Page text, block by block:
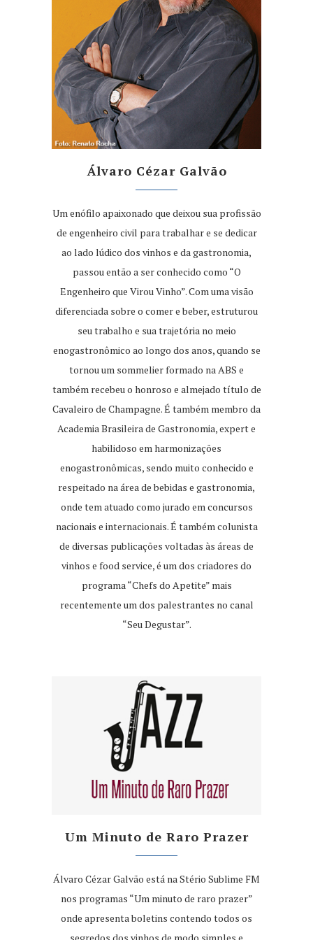
Álvaro Cézar Galvão
Um enófilo apaixonado que deixou sua profissão
de engenheiro civil para trabalhar e se dedicar
ao lado lúdico dos vinhos e da gastronomia,
passou então a ser conhecido como “O
Engenheiro que Virou Vinho”. Com uma visão
diferenciada sobre o comer e beber, estruturou
seu trabalho e sua trajetória no meio
enogastronômico ao longo dos anos, quando se
tornou um sommelier formado na ABS e
também recebeu o honroso e almejado título de
Cavaleiro de Champagne. É também membro da
Academia Brasileira de Gastronomia, expert e
habilidoso em harmonizações
enogastronômicas, sendo muito conhecido e
respeitado na área de bebidas e gastronomia,
onde tem atuado como jurado em concursos
nacionais e internacionais. É também colunista
de diversas publicações voltadas às áreas de
vinhos e food service, é um dos criadores do
programa “Chefs do Apetite” mais
recentemente um dos palestrantes no canal
“Seu Degustar”.
Um Minuto de Raro Prazer
Álvaro Cézar Galvão está na Stério Sublime FM
nos programas “Um minuto de raro prazer”
onde apresenta boletins contendo todos os